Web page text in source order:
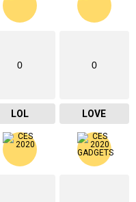
0
LOL
0
LOVE